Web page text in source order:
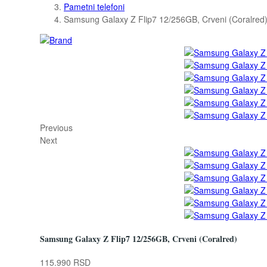
Pametni telefoni
Samsung Galaxy Z Flip7 12/256GB, Crveni (Coralred)
Previous
Next
Samsung Galaxy Z Flip7 12/256GB, Crveni (Coralred)
115.990 RSD